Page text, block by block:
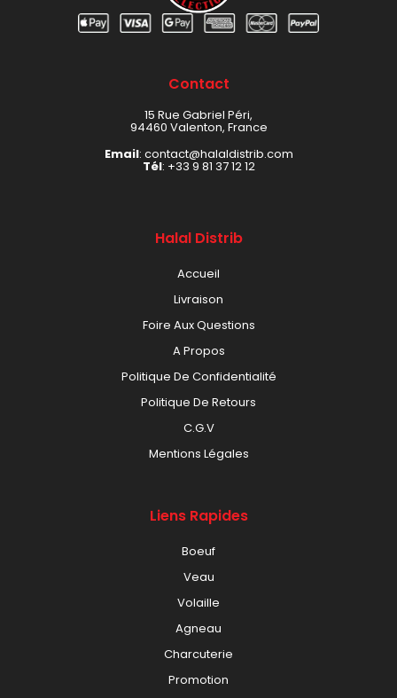
Contact
15 Rue Gabriel Péri,
94460 Valenton, France
Email: contact@halaldistrib.com
Tél: +33 9 81 37 12 12
Halal Distrib
Accueil
Livraison
Foire Aux Questions
A Propos
Politique De Confidentialité
Politique De Retours
C.G.V
Mentions Légales
Liens Rapides
Boeuf
Veau
Volaille
Agneau
Charcuterie
Promotion